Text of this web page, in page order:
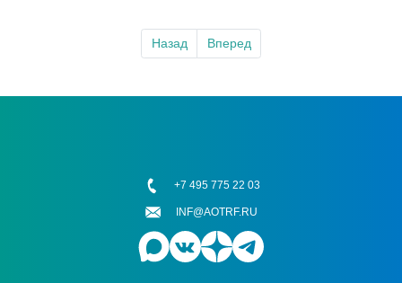
Назад Вперед
+7 495 775 22 03
INF@AOTRF.RU